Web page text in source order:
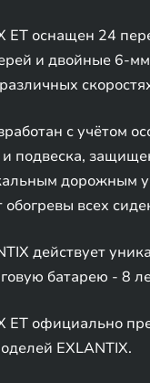
ET оснащен 24
и двойные 6-
с учётом
подвеска,
дорожным
обогревы всех
действует
батарею - 8
ET официально
EXLANTIX.